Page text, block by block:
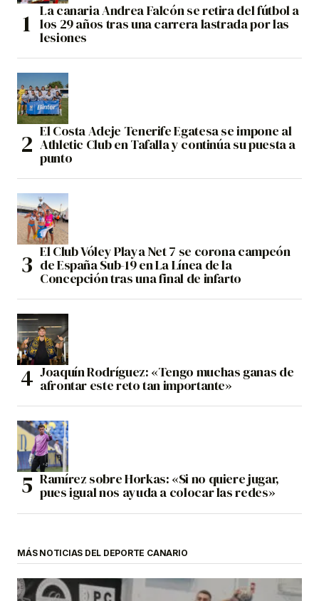
La canaria Andrea Falcón se retira del fútbol a
los 29 años tras una carrera lastrada por las
lesiones
El Costa Adeje Tenerife Egatesa se impone al
Athletic Club en Tafalla y continúa su puesta a
punto
El Club Vóley Playa Net 7 se corona campeón
de España Sub-19 en La Línea de la
Concepción tras una final de infarto
Joaquín Rodríguez: «Tengo muchas ganas de
afrontar este reto tan importante»
Ramírez sobre Horkas: «Si no quiere jugar,
pues igual nos ayuda a colocar las redes»
MÁS NOTICIAS DEL DEPORTE CANARIO